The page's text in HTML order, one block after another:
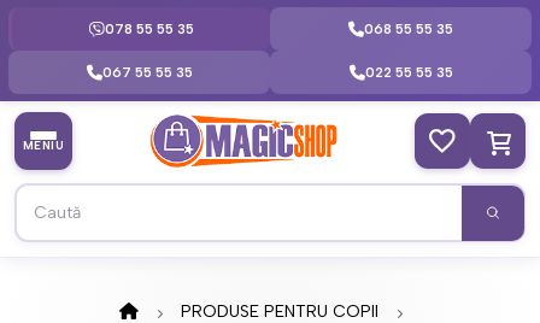
078 55 55 35 068 55 55 35
067 55 55 35 022 55 55 35
MENIU
PRODUSE PENTRU COPII